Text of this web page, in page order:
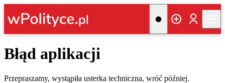
Błąd aplikacji
Przepraszamy, wystąpiła usterka techniczna, wróć później.